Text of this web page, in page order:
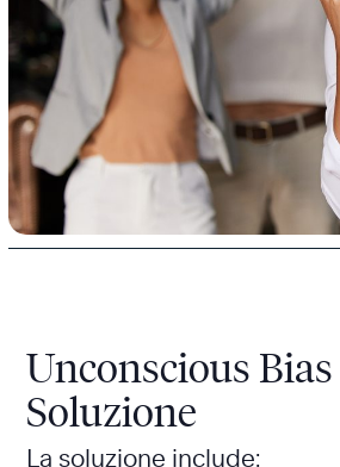
Unconscious Bias
Soluzione
La soluzione include: